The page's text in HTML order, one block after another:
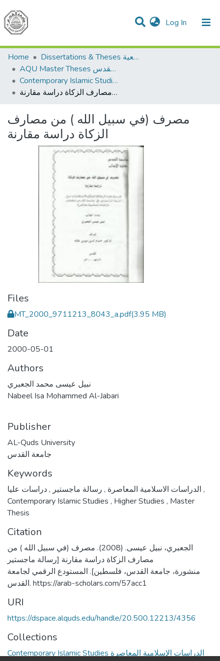
Log In (current)
Communities & Collections
All of DSpace
Home
Dissertations & Theses الرسائل الجامعية
AQU Master Theses الرسائل الجامعية الخاصة بجامعة القدس
Contemporary Islamic Studies الدراسات الإسلامية المعاصرة
مصرف (في سبيل الله ) من مصارف الزكاة دراسة مقارنة
مصرف (في سبيل الله ) من مصارف
الزكاة دراسة مقارنة
Files
MT_2000_9711213_8043_a.pdf(3.95 MB)
Date
2000-05-01
Authors
نبيل عيسى محمد الجعبري
Nabeel Isa Mohammed Al-Jabari
Publisher
AL-Quds University
جامعة القدس
Keywords
الدراسات الاسلامية المعاصرة , رسالة ماجستير ,
,
Contemporary Islamic Studies , Higher Studies , Master
Thesis
Citation
الجعبري، نبيل عيسى. (2008). مصرف (في سبيل الله ) من
مصارف الزكاة دراسة مقارنة [رسالة ماجستير
منشورة، جامعة القدس، فلسطين]. المستودع الرقمي لجامعة
القدس. https://arab-scholars.com/57acc1
URI
https://dspace.alquds.edu/handle/20.500.12213/4356
Collections
Contemporary Islamic Studies الدراسات الإسلامية المعاصرة